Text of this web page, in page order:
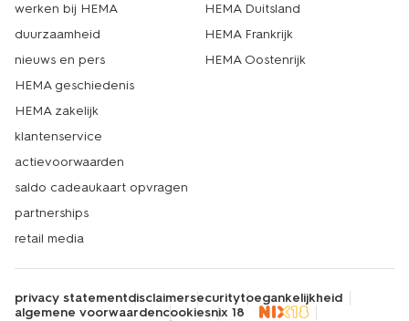
werken bij HEMA
duurzaamheid
nieuws en pers
HEMA geschiedenis
HEMA zakelijk
klantenservice
actievoorwaarden
saldo cadeaukaart opvragen
partnerships
retail media
HEMA Duitsland
HEMA Frankrijk
HEMA Oostenrijk
privacy statementdisclaimersecuritytoegankelijkheid
algemene voorwaardencookiesnix 18